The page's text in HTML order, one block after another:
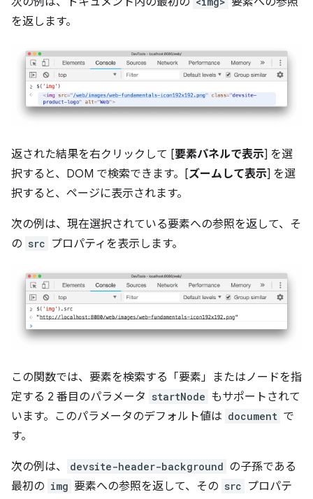
を返します。
返された結果を右クリックして [要素パネルで表示] を選
択すると、DOM で検索できます。[ズームして表示] を選
択すると、ページに表示されます。
次の例は、現在選択されている要素への参照を返して、そ
の src プロパティを表示します。
この関数では、要素を検索する「要素」またはノードを指
定する 2 番目のパラメータ startNode もサポートされて
います。このパラメータのデフォルト値は document で
す。
次の例は、 devsite-header-background の子孫である
最初の img 要素への参照を返して、その src プロパテ